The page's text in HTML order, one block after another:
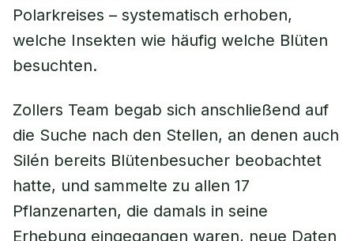
Polarkreises – systematisch erhoben,
welche Insekten wie häufig welche Blüten
besuchten.
Zollers Team begab sich anschließend auf
die Suche nach den Stellen, an denen auch
Silén bereits Blütenbesucher beobachtet
hatte, und sammelte zu allen 17
Pflanzenarten, die damals in seine
Erhebung eingegangen waren, neue Daten